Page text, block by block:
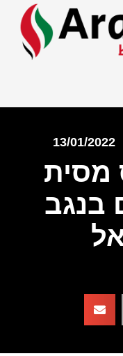
13/01/2022
מסית
בנגב